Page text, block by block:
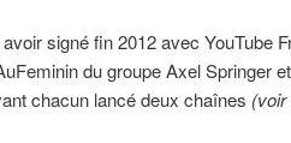
signé fin 2012 avec YouTube
du groupe Axel Springer
chacun lancé deux chaînes